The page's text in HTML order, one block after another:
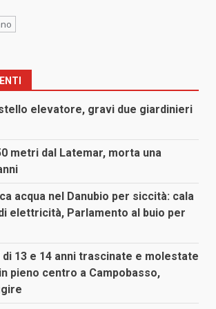
elevatore, gravi due giardinieri
metri dal Latemar, morta una
acqua nel Danubio per siccità: cala
elettricità, Parlamento al buio per
di 13 e 14 anni trascinate e molestate
pieno centro a Campobasso,